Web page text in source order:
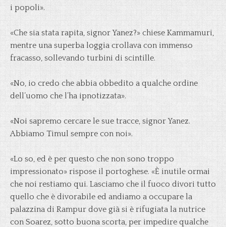
i popoli».
«Che sia stata rapita, signor Yanez?» chiese Kammamuri,
mentre una superba loggia crollava con immenso
fracasso, sollevando turbini di scintille.
«No, io credo che abbia obbedito a qualche ordine
dell’uomo che l’ha ipnotizzata».
«Noi sapremo cercare le sue tracce, signor Yanez.
Abbiamo Timul sempre con noi».
«Lo so, ed è per questo che non sono troppo
impressionato» rispose il portoghese. «È inutile ormai
che noi restiamo qui. Lasciamo che il fuoco divori tutto
quello che è divorabile ed andiamo a occupare la
palazzina di Rampur dove già si è rifugiata la nutrice
con Soarez, sotto buona scorta, per impedire qualche